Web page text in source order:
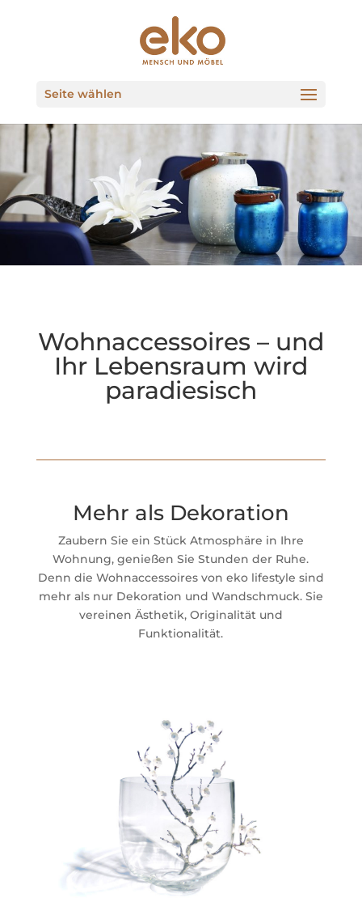
Seite wählen
Wohnaccessoires – und
Ihr Lebensraum wird
paradiesisch
Mehr als Dekoration
Zaubern Sie ein Stück Atmosphäre in Ihre
Wohnung, genießen Sie Stunden der Ruhe.
Denn die Wohnaccessoires von eko lifestyle sind
mehr als nur Dekoration und Wandschmuck. Sie
vereinen Ästhetik, Originalität und
Funktionalität.